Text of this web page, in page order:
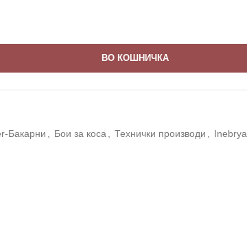
ВО КОШНИЧКА
Бакарни Бои за коса Технички производи Inebrya